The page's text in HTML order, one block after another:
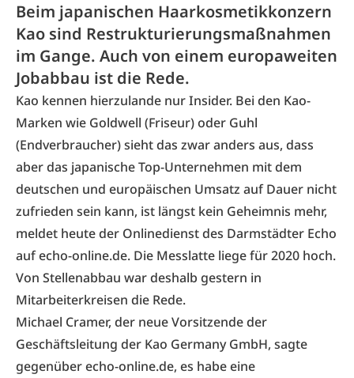
Beim japanischen Haarkosmetikkonzern
Kao sind Restrukturierungsmaßnahmen
im Gange. Auch von einem europaweiten
Jobabbau ist die Rede.
Kao kennen hierzulande nur Insider. Bei den Kao-
Marken wie Goldwell (Friseur) oder Guhl
(Endverbraucher) sieht das zwar anders aus, dass
aber das japanische Top-Unternehmen mit dem
deutschen und europäischen Umsatz auf Dauer nicht
zufrieden sein kann, ist längst kein Geheimnis mehr,
meldet heute der Onlinedienst des Darmstädter Echo
aufecho-online.de. Die Messlatte liege für 2020 hoch.
Von Stellenabbau war deshalb gestern in
Mitarbeiterkreisen die Rede.
Michael Cramer, der neue Vorsitzende der
Geschäftsleitung der Kao Germany GmbH, sagte
gegenüber echo-online.de, es habe eine